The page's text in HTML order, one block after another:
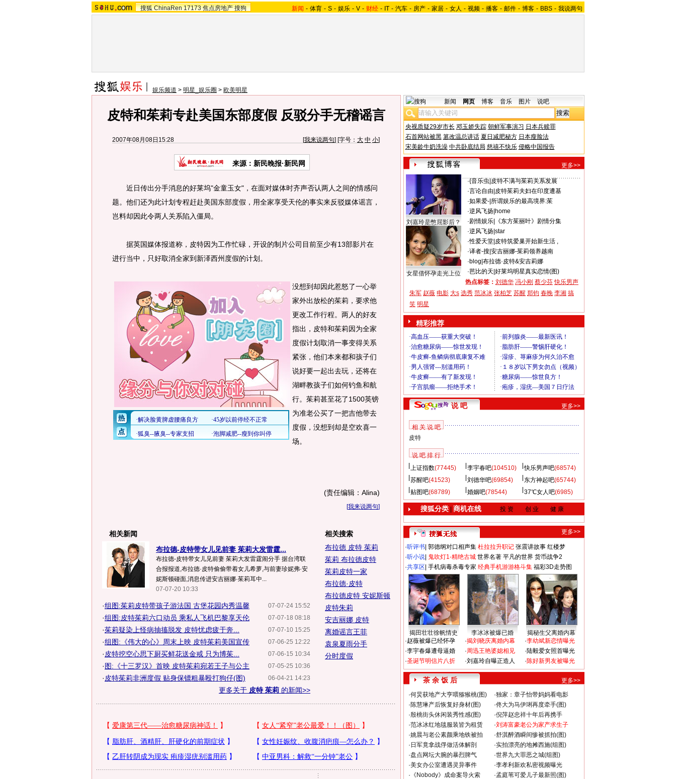
搜狐 ChinaRen 17173 焦点房地产 搜狗 新闻 - 体育 - S - 娱乐 - V - 财经 - IT - 汽车 - 房产 - 家居 - 女人 - 视频 - 播客 - 邮件 - 博客 - BBS - 我说两句
娱乐频道 > 明星_娱乐圈 > 欧美明星
皮特和茱莉专赴美国东部度假 反驳分手无稽谣言
2007年08月08日15:28 [我来说两句] [字号： 大 中 小]
来源：新民晚报·新民网
近日传出分手消息的好莱坞"金童玉女"，在面对媒体时齐声否认两人之间的情感问
题。他们还为此计划专程赶赴美国东部度假，用全家享受天伦的事实来反驳媒体谣言，
岂料却因此令两人关系陷入僵局。
据英国媒体报道称，皮特因为工作忙碌，开设的制片公司目前至少有13部影片在
进行当中，只好取消全家到新泽西州度假的计划。
没想到却因此惹怒了一心举
家外出放松的茱莉，要求他
更改工作行程。两人的好友
指出，皮特和茱莉因为全家
度假计划取消一事变得关系
紧张，他们本来都和孩子们
说好要一起出去玩，还将在
湖畔教孩子们如何钓鱼和航
行。茱莉甚至花了1500英镑
为准老公买了一把吉他带去
度假，没想到却是空欢喜一
场。
(责任编辑：Alina)
[我来说两句]
相关新闻
布拉德-皮特带女儿见前妻 茱莉大发雷霆...
布拉德-皮特带女儿见前妻 茱莉大发雷霆闹分手 据台湾联
合报报道,布拉德·皮特偷偷带着女儿希萝,与前妻珍妮弗·安
妮斯顿碰面,消息传进安吉丽娜·茱莉耳中...
07-07-20 10:33
07-07-24 15:52
·组图:茱莉皮特带孩子游法国 古堡花园内秀温馨
07-07-18 08:18
·组图:皮特茱莉六口动员 乘私人飞机巴黎享天伦
07-07-10 15:25
·茱莉疑染上怪病抽搐脱发 皮特忧虑疲于奔...
07-06-25 12:22
·组图:《伟大的心》周末上映 皮特茱莉美国宣传
07-06-15 10:34
· 皮特挖空心思下厨买鲜花送金戒 只为博茱...
07-05-25 10:36
·图:《十三罗汉》首映 皮特茱莉宛若王子与公主
06-04-21 14:23
· 皮特茱莉非洲度假 贴身保镖粗暴殴打狗仔(图)
更多关于 皮特 茱莉 的新闻>>
相关搜索
布拉德 皮特 茱莉
茱莉 布拉德皮特
茱莉皮特一家
布拉德·皮特
布拉德皮特 安妮斯顿
皮特朱莉
安吉丽娜 皮特
离婚谣言王菲
袁泉夏雨分手
分时度假
新闻 网页 博客 音乐 图片 说吧
央视质疑29岁市长 邓玉娇失踪 朝鲜军事演习 日本兵赎罪
石首网站被黑 篡改温总讲话 夏日减肥秘方 日本瘦脸法
宋美龄牛奶洗澡 中共卧底结局 慈禧不快乐 侵略中国报告
更多>>
刘嘉玲是憋屈影后？
女星借怀孕走光上位
·{音乐虫 皮特不满与茱莉关系发展
·言论自由 皮特茱莉夫妇在印度遭基
·如果爱-| 所谓娱乐的最高境界:茱
·逆风飞扬 home
·剧情娱乐|
《东方茱丽叶》剧情分集
·逆风飞扬 star
·性爱天堂| 皮特筑爱巢开始新生活 ,
·译者-搜 安吉丽娜-茱莉领养越南
·blog 布拉德·皮特&安吉莉娜
·芭比的天 好莱坞明星真实恋情(图)
热点标签： 刘德华 冯小刚 蔡少芬 快乐男声
朱军 赵薇 电影 大s 选秀 范冰冰 张柏芝 苏醒 郑钧 春晚 李湘 搞
笑 明星
精彩推荐
说 吧 更多>>
相 关 说 吧
皮特
说 吧 排 行
上证指数(77445) 李宇春吧(104510) 快乐男声吧(68574)
苏醒吧(41523) 刘德华吧(69854) 东方神起吧(65744)
贴图吧(68789) 婚姻吧(78544) 37℃女人吧(6985)
搜狐分类| 商机在线 投 资 创 业 健 康
更多>>
·听评书 郭德纲对口相声集 杜拉拉升职记 张震讲故事 红楼梦
·听小说 鬼吹灯1-精绝古城 世界名著 平凡的世界 货币战争2
·共享区 手机病毒杀毒专家 经典手机游游格斗集 福彩3D走势图
揭田壮壮徐帆情史 李冰冰被爆已婚
揭秘生父离婚内幕
·赵薇被爆已经怀孕
·李宇春爆遭母逼婚
·圣诞节明信片八折
·揭刘晓庆离婚内幕
·周迅王艳婆媳相见
·刘嘉玲自曝正造人
·李幼斌新恋情曝光
·陆毅爱女照首曝光
·陈好新男友被曝光
茶 余 饭 后
更多>>
·何炅获地产大亨喂猕猴桃(图) ·独家：章子怡带妈妈看电影
·陈慧琳产后恢复好身材(图) ·佟大为马伊琍再度牵手(图)
·殷桃街头休闲装秀性感(图) ·倪萍赵忠祥十年后再携手
·范冰冰红地毯服装皆为租赁 ·刘涛富豪老公为家产求生子
·姚晨与老公素颜乘地铁被拍 ·舒淇醉酒瞬间惨被抓拍(图)
· 日军竟拿战俘做活体解剖 ·实拍漂亮的地摊西施(组图)
·盘点网坛大腕的暴烈脾气 ·世界九大罪恶之城(组图)
·美女办公室遭遇灵异事件 ·李孝利新欢私密视频曝光
· 《Nobody》成命案导火索 ·孟庭苇可爱儿子最新照(图)